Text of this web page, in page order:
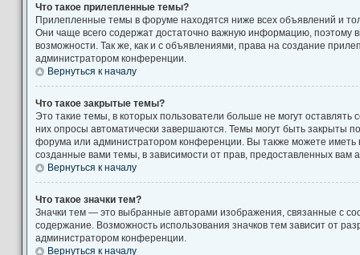
Что такое прилепленные темы?
Прилепленные темы в форуме находятся ниже всех объявлений и
Они чаще всего содержат достаточно важную информацию, поэтому
возможности. Так же, как и с объявлениями, права на создание
администратором конференции.
Вернуться к началу
Что такое закрытые темы?
Это такие темы, в которых пользователи больше не могут
них опросы автоматически завершаются. Темы могут быть закрыты
форума или администратором конференции. Вы также можете иметь
созданные вами темы, в зависимости от прав, предоставленных вам
Вернуться к началу
Что такое значки тем?
Значки тем — это выбранные авторами изображения, связанные с
содержание. Возможность использования значков тем зависит от
администратором конференции.
Вернуться к началу